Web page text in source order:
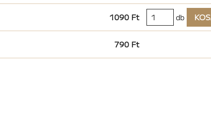
1090 Ft db
790 Ft